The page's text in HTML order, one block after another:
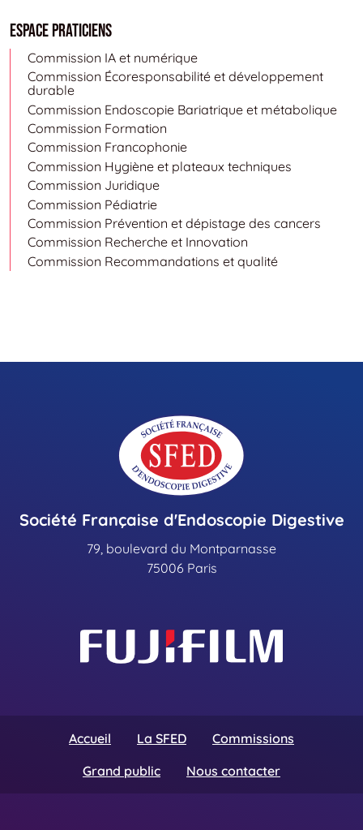
Espace Praticiens
Commission IA et numérique
Commission Écoresponsabilité et développement
durable
Commission Endoscopie Bariatrique et métabolique
Commission Formation
Commission Francophonie
Commission Hygiène et plateaux techniques
Commission Juridique
Commission Pédiatrie
Commission Prévention et dépistage des cancers
Commission Recherche et Innovation
Commission Recommandations et qualité
Société Française d'Endoscopie Digestive
79, boulevard du Montparnasse
75006 Paris
Accueil La SFED
Commissions
Grand public
Nous contacter